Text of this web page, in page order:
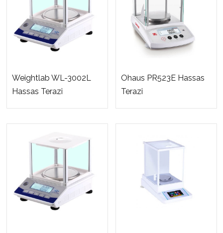
Weightlab WL-3002L
Hassas Terazi
Ohaus PR523E Hassas
Terazi